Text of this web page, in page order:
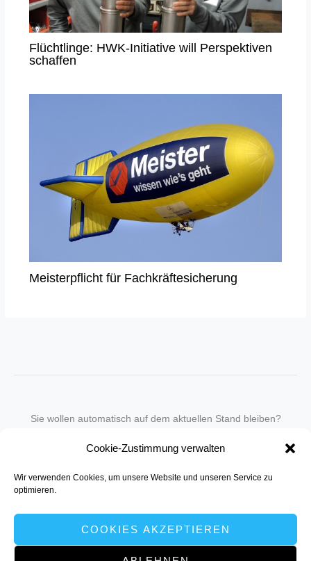
Cookie-Zustimmung verwalten
Wir verwenden Cookies, um unsere Website und unseren Service zu
optimieren.
COOKIES AKZEPTIEREN
Flüchtlinge: HWK-Initiative will Perspektiven
schaffen
Meisterpflicht für Fachkräftesicherung
Sie wollen automatisch auf dem aktuellen Stand bleiben?
in unseren Newsletter-Service auf.
Senden Sie für ein Angebot einfach eine